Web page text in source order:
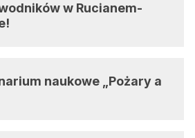
w Rucianem-
naukowe „Pożary a